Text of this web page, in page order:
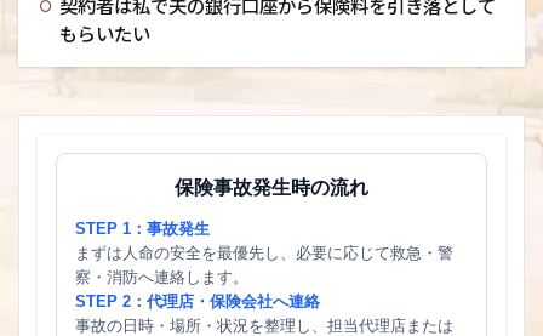
契約者は私で夫の銀行口座から保険料を引き落として
もらいたい
保険事故発生時の流れ
STEP 1：事故発生
まずは人命の安全を最優先し、必要に応じて救急・警
察・消防へ連絡します。
STEP 2：代理店・保険会社へ連絡
事故の日時・場所・状況を整理し、担当代理店または